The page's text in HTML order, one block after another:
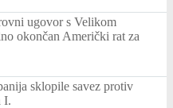
ugovor s Velikom
okončan Američki rat za
sklopile savez protiv
I.